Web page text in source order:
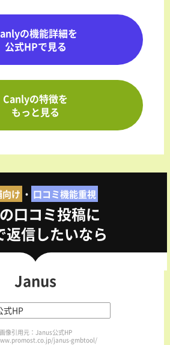
の機能詳細を
公式HPで見る
Canlyの特徴を
もっと見る
け ・ 口コミ機能重視
口コミ投稿に
返信したいなら
Janus
画像引用元：Janus公式HP
janus-gmbtool/